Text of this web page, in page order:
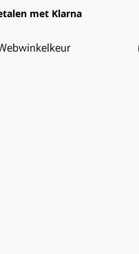
met Klarna